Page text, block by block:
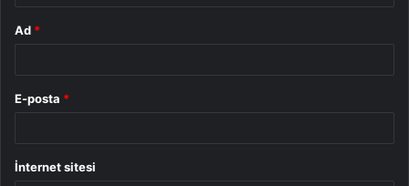
Ad *
E-posta *
İnternet sitesi